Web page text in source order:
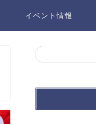
イベント情報